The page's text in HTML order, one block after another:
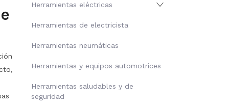
Herramientas eléctricas
Herramientas de electricista
Herramientas neumáticas
Herramientas y equipos automotrices
Herramientas saludables y de
seguridad